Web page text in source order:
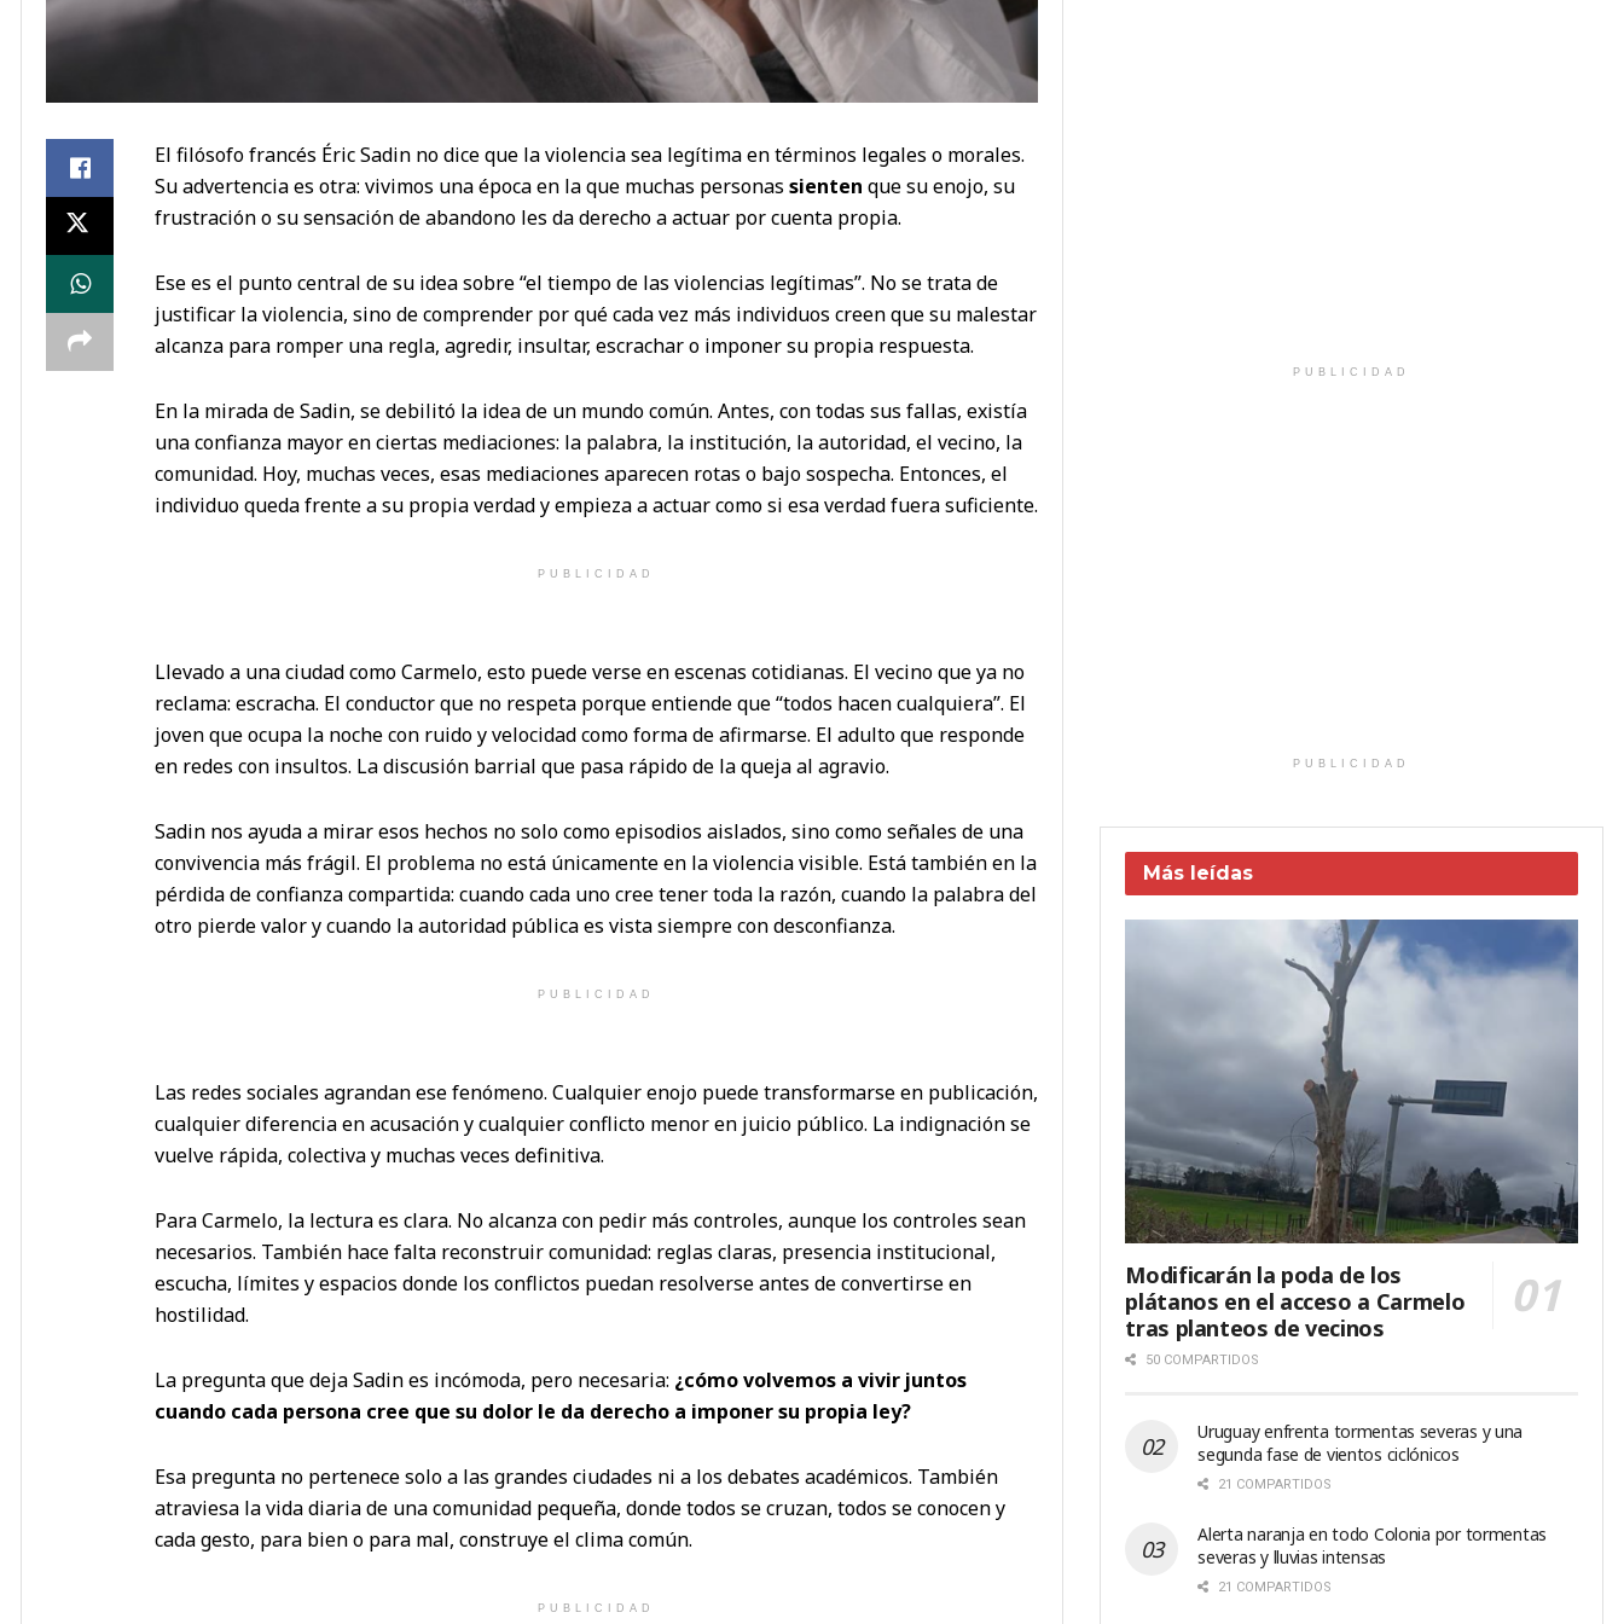
El filósofo francés Éric Sadin no dice que la violencia sea legítima en términos legales o morales.
Su advertencia es otra: vivimos una época en la que muchas personas sienten que su enojo, su
frustración o su sensación de abandono les da derecho a actuar por cuenta propia.
Ese es el punto central de su idea sobre “el tiempo de las violencias legítimas”. No se trata de
justificar la violencia, sino de comprender por qué cada vez más individuos creen que su malestar
alcanza para romper una regla, agredir, insultar, escrachar o imponer su propia respuesta.
En la mirada de Sadin, se debilitó la idea de un mundo común. Antes, con todas sus fallas, existía
una confianza mayor en ciertas mediaciones: la palabra, la institución, la autoridad, el vecino, la
comunidad. Hoy, muchas veces, esas mediaciones aparecen rotas o bajo sospecha. Entonces, el
individuo queda frente a su propia verdad y empieza a actuar como si esa verdad fuera suficiente.
PUBLICIDAD
Llevado a una ciudad como Carmelo, esto puede verse en escenas cotidianas. El vecino que ya no
reclama: escracha. El conductor que no respeta porque entiende que “todos hacen cualquiera”. El
joven que ocupa la noche con ruido y velocidad como forma de afirmarse. El adulto que responde
en redes con insultos. La discusión barrial que pasa rápido de la queja al agravio.
Sadin nos ayuda a mirar esos hechos no solo como episodios aislados, sino como señales de una
convivencia más frágil. El problema no está únicamente en la violencia visible. Está también en la
pérdida de confianza compartida: cuando cada uno cree tener toda la razón, cuando la palabra del
otro pierde valor y cuando la autoridad pública es vista siempre con desconfianza.
PUBLICIDAD
Las redes sociales agrandan ese fenómeno. Cualquier enojo puede transformarse en publicación,
cualquier diferencia en acusación y cualquier conflicto menor en juicio público. La indignación se
vuelve rápida, colectiva y muchas veces definitiva.
Para Carmelo, la lectura es clara. No alcanza con pedir más controles, aunque los controles sean
necesarios. También hace falta reconstruir comunidad: reglas claras, presencia institucional,
escucha, límites y espacios donde los conflictos puedan resolverse antes de convertirse en
hostilidad.
La pregunta que deja Sadin es incómoda, pero necesaria: ¿cómo volvemos a vivir juntos
cuando cada persona cree que su dolor le da derecho a imponer su propia ley?
Esa pregunta no pertenece solo a las grandes ciudades ni a los debates académicos. También
atraviesa la vida diaria de una comunidad pequeña, donde todos se cruzan, todos se conocen y
cada gesto, para bien o para mal, construye el clima común.
PUBLICIDAD
PUBLICIDAD
PUBLICIDAD
Más leídas
Modificarán la poda de los
plátanos en el acceso a Carmelo
tras planteos de vecinos
50 COMPARTIDOS
Uruguay enfrenta tormentas severas y una
segunda fase de vientos ciclónicos
21 COMPARTIDOS
Alerta naranja en todo Colonia por tormentas
severas y lluvias intensas
21 COMPARTIDOS